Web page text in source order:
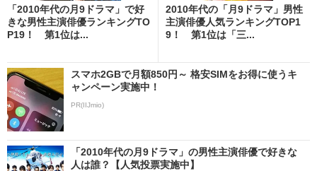
「2010年代の月9ドラマ」で好
きな男性主演俳優ランキングTO
P19！ 第1位は...
2010年代の「月9ドラマ」男性
主演俳優人気ランキングTOP1
9！ 第1位は「三...
スマホ2GBで月額850円～ 格安SIMをお得に使うキ
ャンペーン実施中！
PR(IIJmio)
「2010年代の月9ドラマ」の男性主演俳優で好きな
人は誰？【人気投票実施中】